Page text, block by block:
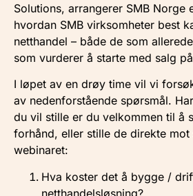
Solutions, arrangerer SMB Norge
hvordan SMB virksomheter best
netthandel – både de som
som vurderer å starte med salg
I løpet av en drøy time vil vi
av nedenforstående spørsmål.
du vil stille er du velkommen til å
forhånd, eller stille de direkte mot
webinaret:
Hva koster det å bygge /
netthandelsløsning?